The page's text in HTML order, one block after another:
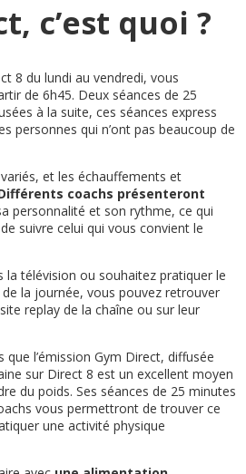
, c’est quoi ?
8 du lundi au vendredi, vous
de 6h45. Deux séances de 25
à la suite, ces séances express
personnes qui n’ont pas beaucoup de
et les échauffements et
coachs présenteront
personnalité et son rythme, ce qui
suivre celui qui vous convient le
la télévision ou souhaitez pratiquer le
la journée, vous pouvez retrouver
replay de la chaîne ou sur leur
l’émission Gym Direct, diffusée
sur Direct 8 est un excellent moyen
du poids. Ses séances de 25 minutes
vous permettront de trouver ce
une activité physique